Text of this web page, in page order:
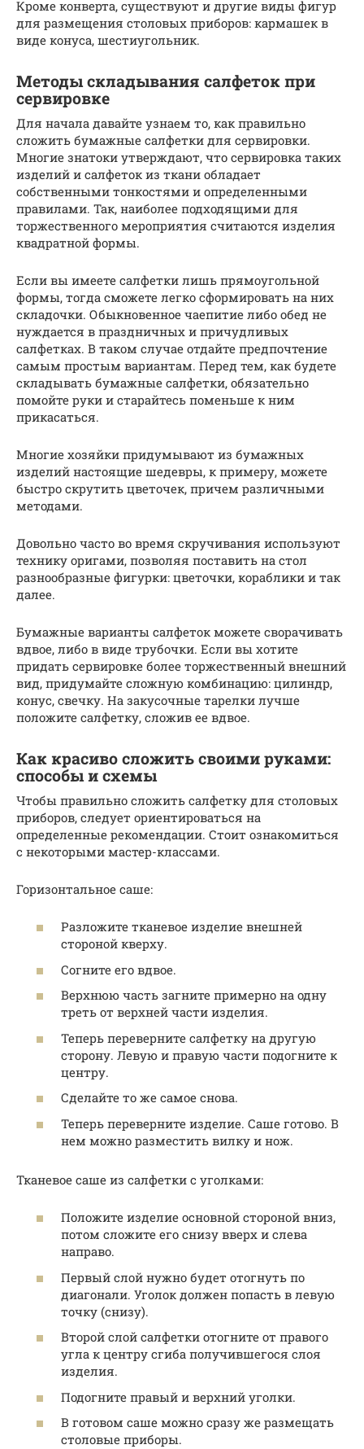
Кроме конверта, существуют и другие виды фигур
для размещения столовых приборов: кармашек в
виде конуса, шестиугольник.
Методы складывания салфеток при
сервировке
Для начала давайте узнаем то, как правильно
сложить бумажные салфетки для сервировки.
Многие знатоки утверждают, что сервировка таких
изделий и салфеток из ткани обладает
собственными тонкостями и определенными
правилами. Так, наиболее подходящими для
торжественного мероприятия считаются изделия
квадратной формы.
Если вы имеете салфетки лишь прямоугольной
формы, тогда сможете легко сформировать на них
складочки. Обыкновенное чаепитие либо обед не
нуждается в праздничных и причудливых
салфетках. В таком случае отдайте предпочтение
самым простым вариантам. Перед тем, как будете
складывать бумажные салфетки, обязательно
помойте руки и старайтесь поменьше к ним
прикасаться.
Многие хозяйки придумывают из бумажных
изделий настоящие шедевры, к примеру, можете
быстро скрутить цветочек, причем различными
методами.
Довольно часто во время скручивания используют
технику оригами, позволяя поставить на стол
разнообразные фигурки: цветочки, кораблики и так
далее.
Бумажные варианты салфеток можете сворачивать
вдвое, либо в виде трубочки. Если вы хотите
придать сервировке более торжественный внешний
вид, придумайте сложную комбинацию: цилиндр,
конус, свечку. На закусочные тарелки лучше
положите салфетку, сложив ее вдвое.
Как красиво сложить своими руками:
способы и схемы
Чтобы правильно сложить салфетку для столовых
приборов, следует ориентироваться на
определенные рекомендации. Стоит ознакомиться
с некоторыми мастер-классами.
Горизонтальное саше:
Разложите тканевое изделие внешней
стороной кверху.
Согните его вдвое.
Верхнюю часть загните примерно на одну
треть от верхней части изделия.
Теперь переверните салфетку на другую
сторону. Левую и правую части подогните к
центру.
Сделайте то же самое снова.
Теперь переверните изделие. Саше готово. В
нем можно разместить вилку и нож.
Тканевое саше из салфетки с уголками:
Положите изделие основной стороной вниз,
потом сложите его снизу вверх и слева
направо.
Первый слой нужно будет отогнуть по
диагонали. Уголок должен попасть в левую
точку (снизу).
Второй слой салфетки отогните от правого
угла к центру сгиба получившегося слоя
изделия.
Подогните правый и верхний уголки.
В готовом саше можно сразу же размещать
столовые приборы.